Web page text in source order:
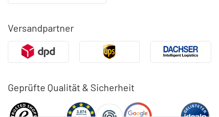
Versandpartner
Geprüfte Qualität & Sicherheit